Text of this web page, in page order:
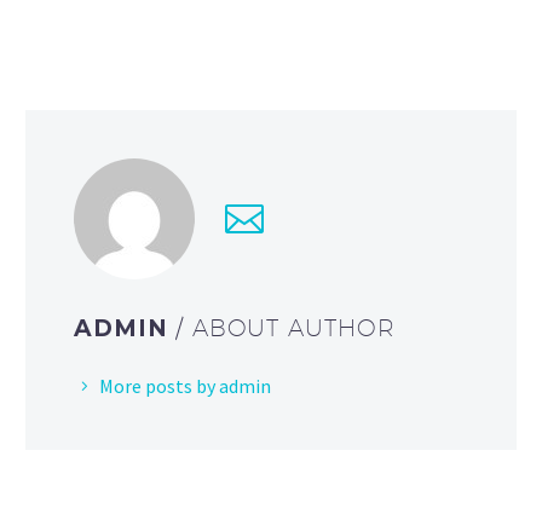
ADMIN / ABOUT AUTHOR
More posts by admin